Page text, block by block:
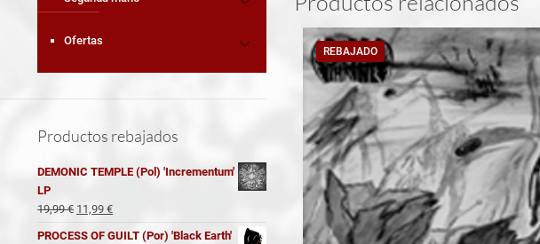
REBAJADO
Ofertas
Productos rebajados
DEMONIC TEMPLE (Pol) 'Incrementum'
LP
19,99€ El
11,99 €El
precio
PROCESS OF GUILT (Por) 'Black Earth'